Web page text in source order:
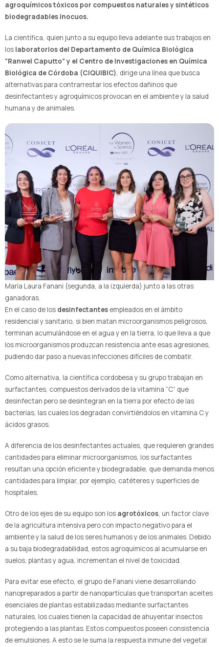
agroquímicos tóxicos por compuestos naturales y sintéticos
biodegradables inocuos.
La científica, quien junto a su equipo lleva adelante sus trabajos en
los laboratorios del Departamento de Química Biológica
“Ranwel Caputto” y el Centro de Investigaciones en Química
Biológica de Córdoba (CIQUIBIC), dirige una línea que busca
alternativas para contrarrestar los efectos dañinos que
desinfectantes y agroquímicos provocan en el ambiente y la salud
humana y de animales.
María Laura Fanani (segunda, a la izquierda) junto a las otras
ganadoras.
En el caso de los desinfectantes empleados en el ámbito
residencial y sanitario, si bien matan microorganismos peligrosos,
terminan acumulándose en el agua y en la tierra, lo que lleva a que
los microorganismos produzcan resistencia ante esas agresiones,
pudiendo dar paso a nuevas infecciones difíciles de combatir.
Como alternativa, la científica cordobesa y su grupo trabajan en
surfactantes, compuestos derivados de la vitamina “C” que
desinfectan pero se desintegran en la tierra por efecto de las
bacterias, las cuales los degradan convirtiéndolos en vitamina C y
ácidos grasos.
A diferencia de los desinfectantes actuales, que requieren grandes
cantidades para eliminar microorganismos, los surfactantes
resultan una opción eficiente y biodegradable, que demanda menos
cantidades para limpiar, por ejemplo, catéteres y superficies de
hospitales.
Otro de los ejes de su equipo son los agrotóxicos, un factor clave
de la agricultura intensiva pero con impacto negativo para el
ambiente y la salud de los seres humanos y de los animales. Debido
a su baja biodegradabilidad, estos agroquímicos al acumularse en
suelos, plantas y agua, incrementan el nivel de toxicidad.
Para evitar ese efecto, el grupo de Fanani viene desarrollando
nanopreparados a partir de nanopartículas que transportan aceites
esenciales de plantas estabilizadas mediante surfactantes
naturales, los cuales tienen la capacidad de ahuyentar insectos
protegiendo a las plantas. Estos compuestos poseen consistencia
de emulsiones. A esto se le suma la respuesta inmune del vegetal